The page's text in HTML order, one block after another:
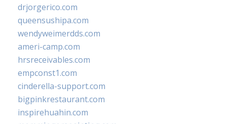
drjorgerico.com
queensushipa.com
wendyweimerdds.com
ameri-camp.com
hrsreceivables.com
empconst1.com
cinderella-support.com
bigpinkrestaurant.com
inspirehuahin.com